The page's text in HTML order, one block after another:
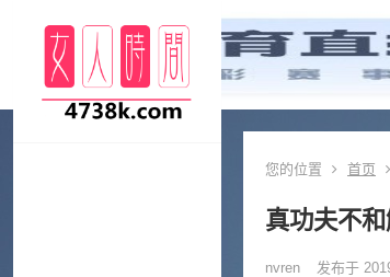
您的位置 首页
真功夫不
nvren 发布于